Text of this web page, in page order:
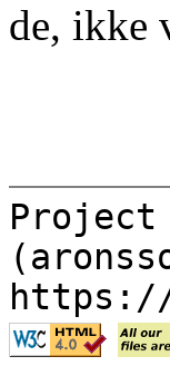
de, ikke
Project
https://